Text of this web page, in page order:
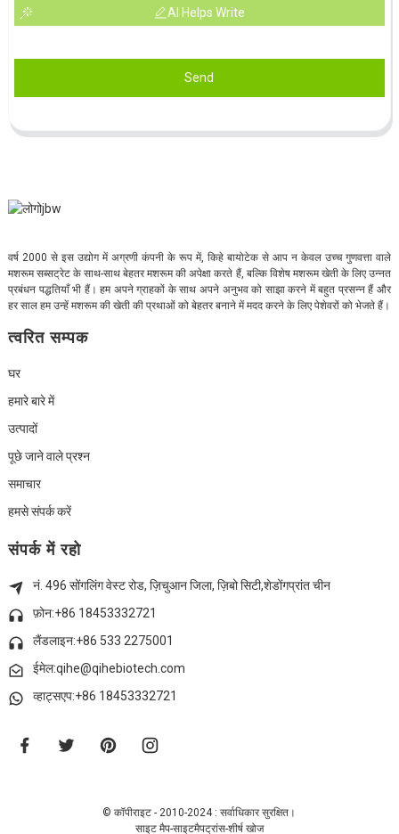
AI Helps Write
Send
वर्ष 2000 से इस उद्योग में अग्रणी कंपनी के रूप में, किहे बायोटेक से आप न केवल उच्च गुणवत्ता वाले
मशरूम सब्सट्रेट के साथ-साथ बेहतर मशरूम की अपेक्षा करते हैं, बल्कि विशेष मशरूम खेती के लिए उन्नत
प्रबंधन पद्धतियाँ भी हैं। हम अपने ग्राहकों के साथ अपने अनुभव को साझा करने में बहुत प्रसन्न हैं और
हर साल हम उन्हें मशरूम की खेती की प्रथाओं को बेहतर बनाने में मदद करने के लिए पेशेवरों को भेजते हैं।
त्वरित सम्पक
घर
हमारे बारे में
उत्पादों
पूछे जाने वाले प्रश्न
समाचार
हमसे संपर्क करें
संपर्क में रहो
नं. 496 सोंगलिंग वेस्ट रोड, ज़िचुआन जिला, ज़िबो सिटी,शेडोंगप्रांत चीन
फ़ोन:+86 18453332721
लैंडलाइन:+86 533 2275001
ईमेल:qihe@qihebiotech.com
व्हाट्सएप:+86 18453332721
© कॉपीराइट - 2010-2024 : सर्वाधिकार सुरक्षित।
साइट मैप-साइटमैपट्रांस-शीर्ष खोज